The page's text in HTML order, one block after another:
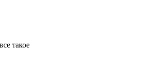
такое